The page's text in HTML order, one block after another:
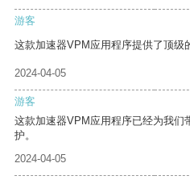
游客
这款加速器VPM应用程序提供了顶级
2024-04-05
游客
这款加速器VPM应用程序已经为我们
护。
2024-04-05